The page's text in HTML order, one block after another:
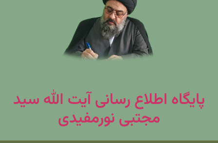
پایگاه اطلاع رسانی آیت الله سید
مجتبی نورمفیدی